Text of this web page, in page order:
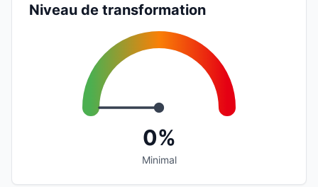
Niveau de transformation
0%
Minimal